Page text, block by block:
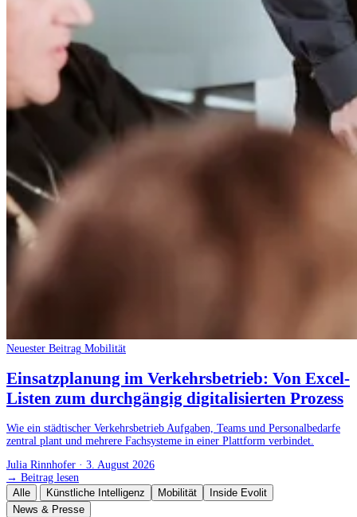
Neuester Beitrag Mobilität
Einsatzplanung im Verkehrsbetrieb: Von Excel-
Listen zum durchgängig digitalisierten Prozess
Wie ein städtischer Verkehrsbetrieb Aufgaben, Teams und Personalbedarfe
zentral plant und mehrere Fachsysteme in einer Plattform verbindet.
Julia Rinnhofer · 3. August 2026
→ Beitrag lesen
Alle
Künstliche Intelligenz Mobilität
Inside Evolit
News & Presse